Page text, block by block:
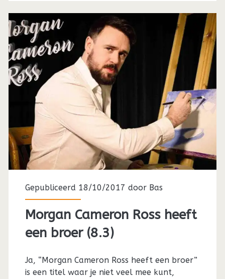
Gepubliceerd 18/10/2017 door Bas
Morgan Cameron Ross heeft
een broer (8.3)
Ja, “Morgan Cameron Ross heeft een broer”
is een titel waar je niet veel mee kunt,